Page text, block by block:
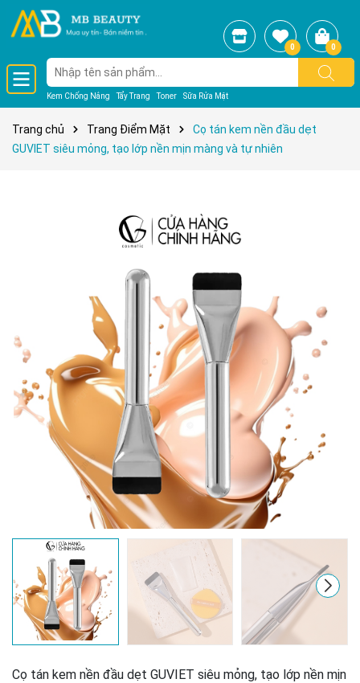
Kem Chống Nắng Tẩy Trang Toner Sữa Rửa Mặt
0 0
Trang chủ Trang Điểm Mặt
Cọ tán kem nền đầu dẹt
GUVIET siêu mỏng, tạo lớp nền mịn màng và tự nhiên
Cọ tán kem nền đầu dẹt GUVIET siêu mỏng, tạo lớp nền mịn